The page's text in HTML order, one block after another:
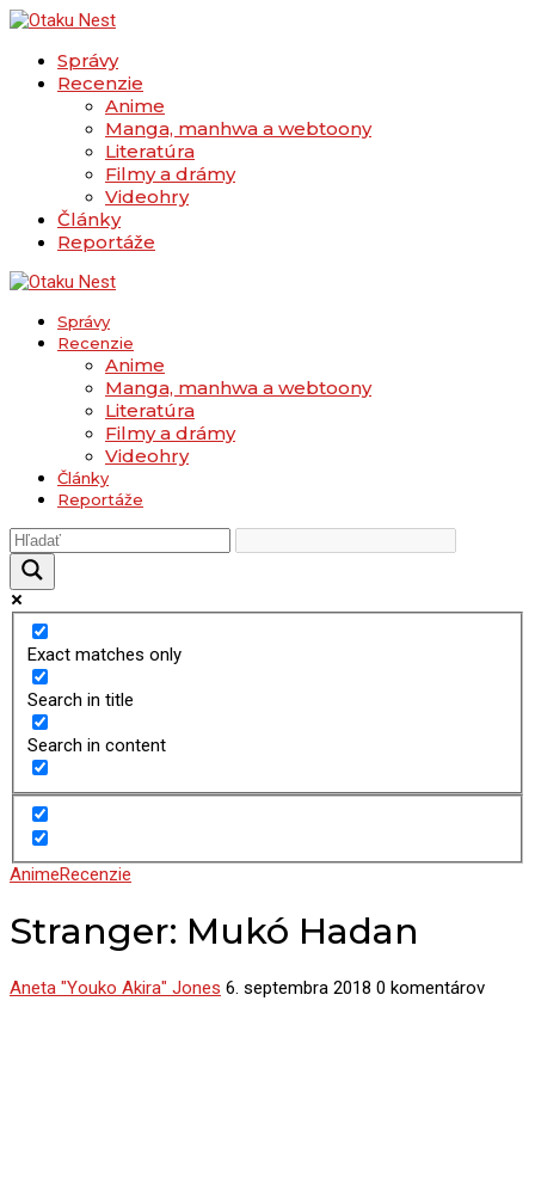
Správy
Recenzie
Anime
Manga, manhwa a webtoony
Literatúra
Filmy a drámy
Videohry
Články
Reportáže
Správy
Recenzie
Anime
Manga, manhwa a webtoony
Literatúra
Filmy a drámy
Videohry
Články
Reportáže
Exact matches only
Search in title
Search in content
AnimeRecenzie
Stranger: Mukó Hadan
Aneta "Youko Akira" Jones 6. septembra 2018 0 komentárov